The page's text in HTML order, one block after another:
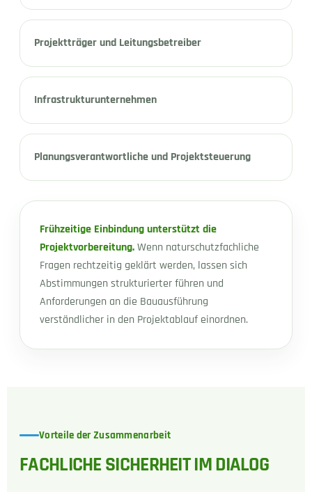
Projektträger und Leitungsbetreiber
Infrastrukturunternehmen
Planungsverantwortliche und Projektsteuerung
Frühzeitige Einbindung unterstützt die
Projektvorbereitung.Wenn naturschutzfachliche
Fragen rechtzeitig geklärt werden, lassen sich
Abstimmungen strukturierter führen und
Anforderungen an die Bauausführung
verständlicher in den Projektablauf einordnen.
Vorteile der Zusammenarbeit
FACHLICHE SICHERHEIT IM DIALOG